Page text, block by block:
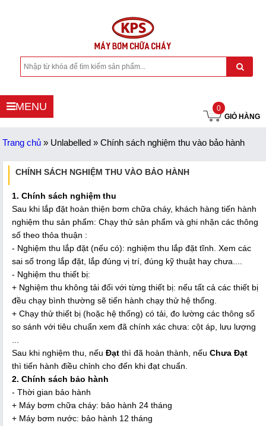
0
GIỎ HÀNG
MENU
Trang chủ » Unlabelled »Chính sách nghiệm thu vào bảo hành
CHÍNH SÁCH NGHIỆM THU VÀO BẢO HÀNH
1. Chính sách nghiệm thu
Sau khi lắp đặt hoàn thiện bơm chữa cháy, khách hàng tiến hành
nghiệm thu sản phẩm: Chạy thử sản phẩm và ghi nhận các thông
số theo thỏa thuận :
- Nghiệm thu lắp đặt (nếu có): nghiệm thu lắp đặt tĩnh. Xem các
sai số trong lắp đặt, lắp đúng vị trí, đúng kỹ thuật hay chưa....
- Nghiệm thu thiết bị:
+ Nghiệm thu không tải đối với từng thiết bị: nếu tất cả các thiết bị
đều chạy bình thường sẽ tiến hành chạy thử hệ thống.
+ Chạy thử thiết bị (hoặc hệ thống) có tải, đo lường các thông số
so sánh với tiêu chuẩn xem đã chính xác chưa: cột áp, lưu lượng
Sau khi nghiệm thu, nếuĐạt thì đã hoàn thành, nếuChưa Đạt
thì tiến hành điều chỉnh cho đến khi đạt chuẩn.
2. Chính sách bảo hành
- Thời gian bảo hành
+ Máy bơm chữa cháy: bảo hành 24 tháng
+ Máy bơm nước: bảo hành 12 tháng